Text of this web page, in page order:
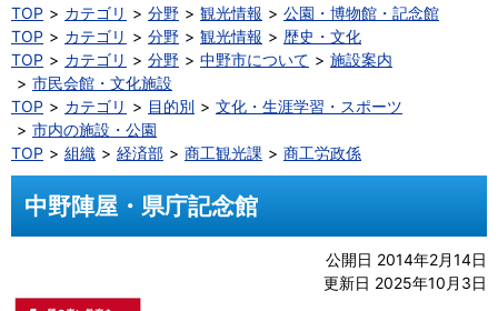
TOP
カテゴリ 分野 観光情報
公園・博物館・記念館
TOP
カテゴリ 分野 観光情報
歴史・文化
TOP
カテゴリ 分野 中野市について
施設案内
市民会館・文化施設
TOP
カテゴリ 目的別
文化・生涯学習・スポーツ
市内の施設・公園
TOP
組織 経済部 商工観光課 商工労政係
中野陣屋・県庁記念館
公開日 2014年2月14日
更新日 2025年10月3日